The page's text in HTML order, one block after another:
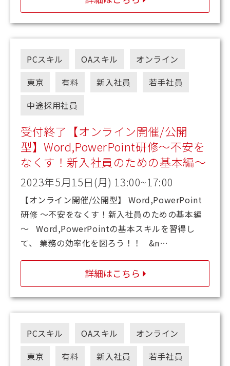
PCスキル OAスキル
オンライン
東京
有料 新入社員
若手社員
中途採用社員
受付終了【オンライン開催/公開
型】Word,PowerPoint研修～不安を
なくす！新入社員のための基本編～
2023年5月15日(月) 13:00~17:00
【オンライン開催/公開型】 Word,PowerPoint
研修 ～不安をなくす！新入社員のための基本編
～ Word,PowerPointの基本スキルを習得し
て、 業務の効率化を図ろう！！ &n…
詳細はこちら
PCスキル OAスキル
オンライン
東京
有料 新入社員
若手社員